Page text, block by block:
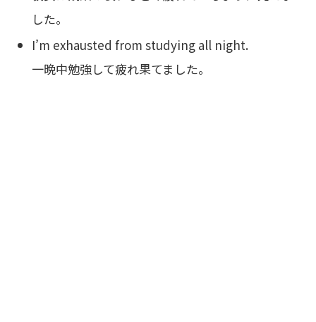
した。
I’m exhausted from studying all night.
一晩中勉強して疲れ果てました。